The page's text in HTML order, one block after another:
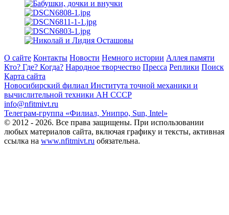
О сайте Контакты Новости Немного истории Аллея памяти
Кто? Где? Когда? Народное творчество Пресса Реплики Поиск
Карта сайта
Новосибирский филиал Института точной механики и
вычислительной техники АН СССР
info@nfitmivt.ru
Телеграм-группа «Филиал, Унипро, Sun, Intel»
© 2012 - 2026. Все права защищены. При использовании
любых материалов сайта, включая графику и тексты, активная
ссылка на www.nfitmivt.ru обязательна.